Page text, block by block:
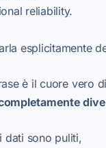
reliability.
esplicitamente
è il cuore vero
dati sono puliti,